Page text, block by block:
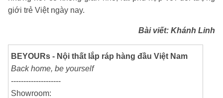
giới trẻ Việt ngày nay.
Bài viết: Khánh Linh
BEYOURs - Nội thất lắp ráp hàng đầu Việt Nam
Back home, be yourself
--------------------
Showroom: